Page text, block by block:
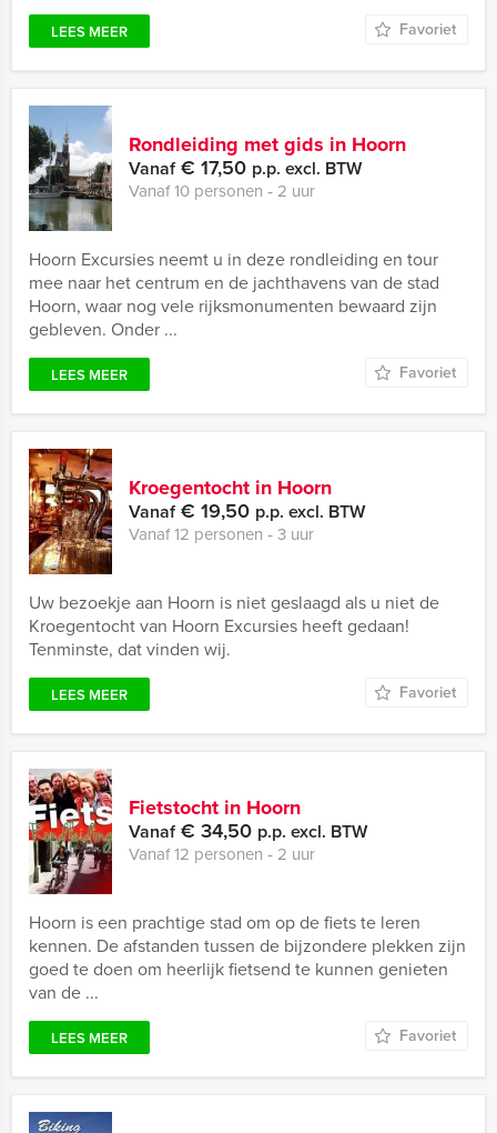
LEES MEER Favoriet
Rondleiding met gids in Hoorn
Vanaf€ 17,50 p.p. excl. BTW
Vanaf 10 personen ‐ 2 uur
Hoorn Excursies neemt u in deze rondleiding en tour
mee naar het centrum en de jachthavens van de stad
Hoorn, waar nog vele rijksmonumenten bewaard zijn
gebleven. Onder ...
LEES MEER Favoriet
Kroegentocht in Hoorn
Vanaf€ 19,50 p.p. excl. BTW
Vanaf 12 personen ‐ 3 uur
Uw bezoekje aan Hoorn is niet geslaagd als u niet de
Kroegentocht van Hoorn Excursies heeft gedaan!
Tenminste, dat vinden wij.
LEES MEER Favoriet
Fietstocht in Hoorn
Vanaf€ 34,50 p.p. excl. BTW
Vanaf 12 personen ‐ 2 uur
Hoorn is een prachtige stad om op de fiets te leren
kennen. De afstanden tussen de bijzondere plekken zijn
goed te doen om heerlijk fietsend te kunnen genieten
van de ...
LEES MEER Favoriet